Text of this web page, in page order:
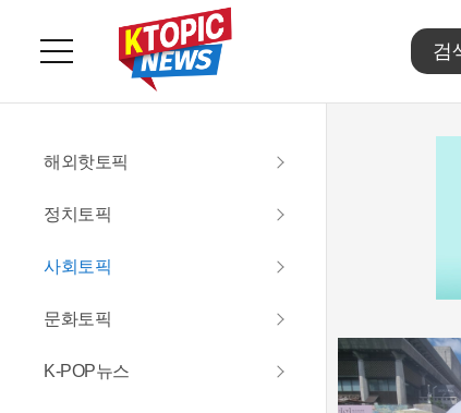
주
서
스
메
펼
기
해외핫토픽
정치토픽
사회토픽
문화토픽
K-POP뉴스